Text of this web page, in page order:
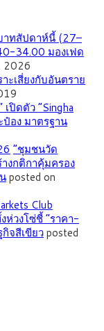
าทสัปดาห์นี้ (27–
34.00 มองเฟด
2026
ะเสี่ยงกับอันตราย
เปิดตัว “Singha
อง มาตรฐาน
”ชุมชนวัด
งกติกาคุ้มครอง
posted on
ห่วงโซ่ชี้ “ราคา-
จสีเขียวposted